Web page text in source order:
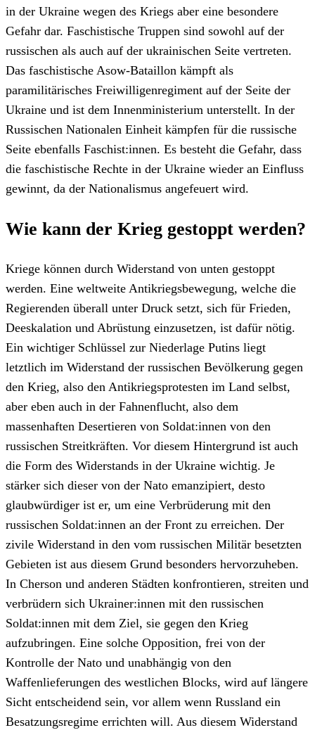
in der Ukraine wegen des Kriegs aber eine besondere
Gefahr dar. Faschistische Truppen sind sowohl auf der
russischen als auch auf der ukrainischen Seite vertreten.
Das faschistische Asow-Bataillon kämpft als
paramilitärisches Freiwilligenregiment auf der Seite der
Ukraine und ist dem Innenministerium unterstellt. In der
Russischen Nationalen Einheit kämpfen für die russische
Seite ebenfalls Faschist:innen. Es besteht die Gefahr, dass
die faschistische Rechte in der Ukraine wieder an Einfluss
gewinnt, da der Nationalismus angefeuert wird.
Wie kann der Krieg gestoppt werden?
Kriege können durch Widerstand von unten gestoppt
werden. Eine weltweite Antikriegsbewegung, welche die
Regierenden überall unter Druck setzt, sich für Frieden,
Deeskalation und Abrüstung einzusetzen, ist dafür nötig.
Ein wichtiger Schlüssel zur Niederlage Putins liegt
letztlich im Widerstand der russischen Bevölkerung gegen
den Krieg, also den Antikriegsprotesten im Land selbst,
aber eben auch in der Fahnenflucht, also dem
massenhaften Desertieren von Soldat:innen von den
russischen Streitkräften. Vor diesem Hintergrund ist auch
die Form des Widerstands in der Ukraine wichtig. Je
stärker sich dieser von der Nato emanzipiert, desto
glaubwürdiger ist er, um eine Verbrüderung mit den
russischen Soldat:innen an der Front zu erreichen. Der
zivile Widerstand in den vom russischen Militär besetzten
Gebieten ist aus diesem Grund besonders hervorzuheben.
In Cherson und anderen Städten konfrontieren, streiten und
verbrüdern sich Ukrainer:innen mit den russischen
Soldat:innen mit dem Ziel, sie gegen den Krieg
aufzubringen. Eine solche Opposition, frei von der
Kontrolle der Nato und unabhängig von den
Waffenlieferungen des westlichen Blocks, wird auf längere
Sicht entscheidend sein, vor allem wenn Russland ein
Besatzungsregime errichten will. Aus diesem Widerstand